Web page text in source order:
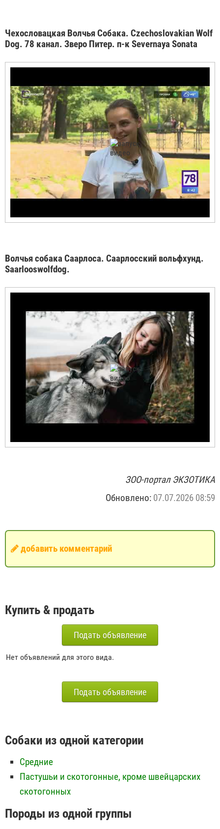
Чехословацкая Волчья Собака. Czechoslovakian Wolf
Dog. 78 канал. Зверо Питер. п-к Severnaya Sonata
Волчья собака Саарлоса. Саарлосский вольфхунд.
Saarlooswolfdog.
ЗОО-портал ЭКЗОТИКА
Обновлено: 07.07.2026 08:59
добавить комментарий
Купить & продать
Подать объявление
Нет объявлений для этого вида.
Подать объявление
Собаки из одной категории
Средние
Пастушьи и скотогонные, кроме швейцарских
скотогонных
Породы из одной группы